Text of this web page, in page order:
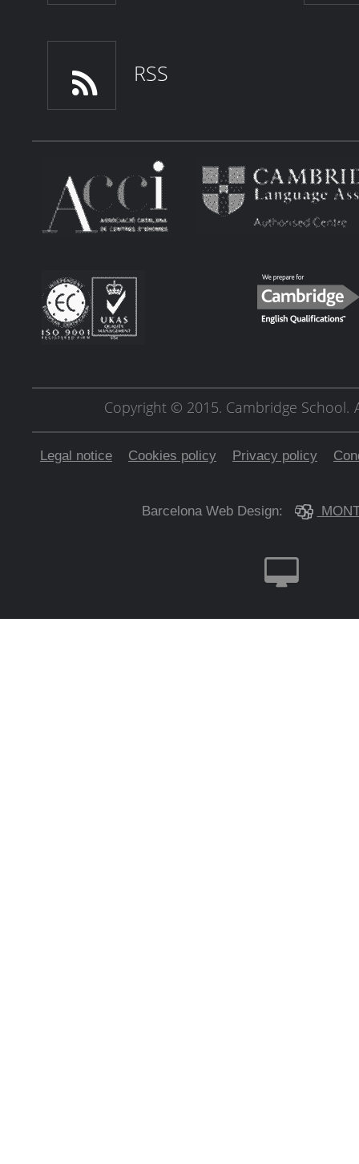
RSS
Copyright © 2015. Cambridge School.
Legal notice Cookies policy Privacy policy
Barcelona Web Design: